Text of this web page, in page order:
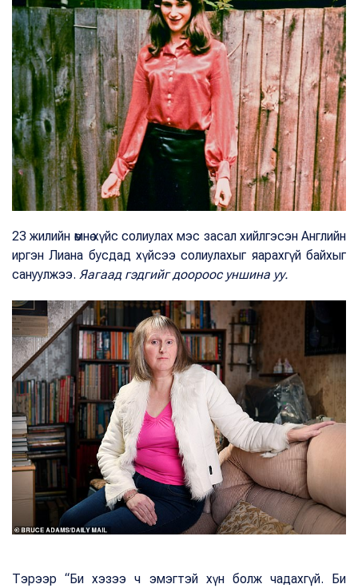
23 жилийн өмнө хүйс солиулах мэс засал хийлгэсэн Английн
иргэн Лиана бусдад хүйсээ солиулахыг яарахгүй байхыг
сануулжээ. Яагаад гэдгийг доороос уншина уу.
Тэрээр “Би хэзээ ч эмэгтэй хүн болж чадахгүй. Би